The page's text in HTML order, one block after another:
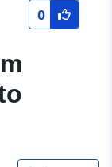
0